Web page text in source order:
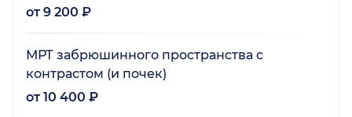
от 9 200 ₽
МРТ забрюшинного пространства с
контрастом (и почек)
от 10 400 ₽